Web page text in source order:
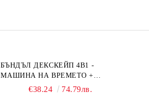
БЪНДЪЛ ДЕКСКЕЙП 4В1 -
МАШИНА НА ВРЕМЕТО +
БЯГСТВО ОТ АЛКАТРАЗ +
€38.24 74.79лв.